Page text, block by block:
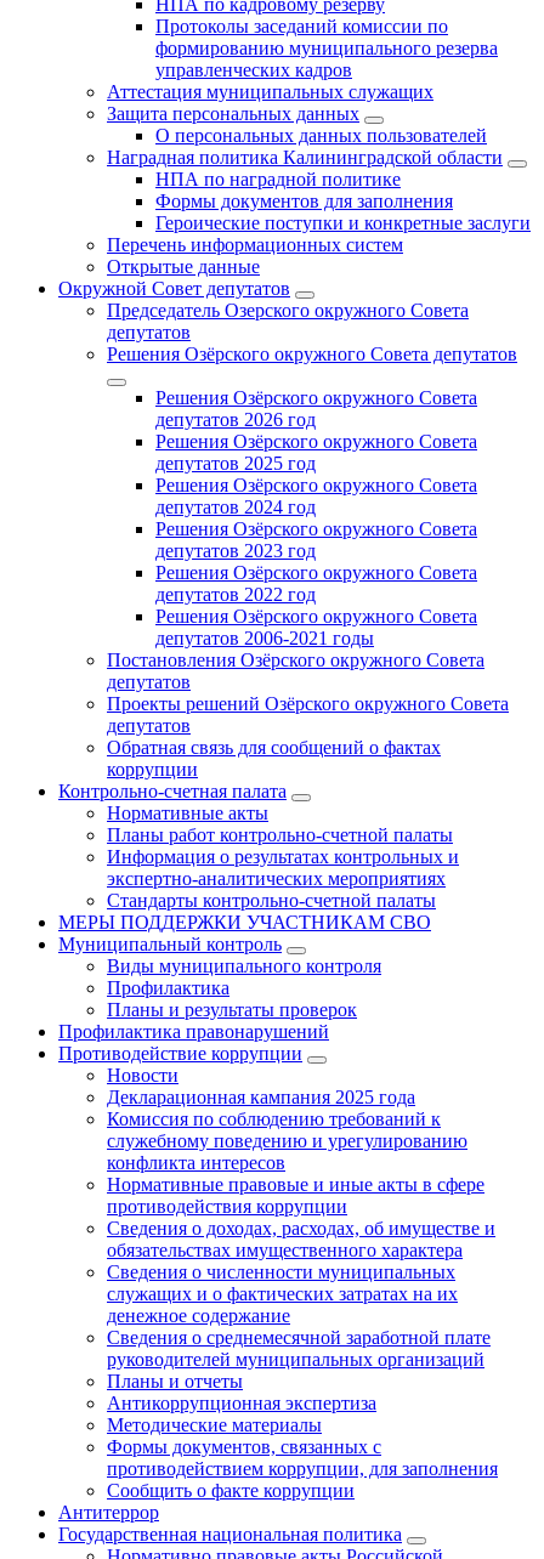
НПА по кадровому резерву
Протоколы заседаний комиссии по
формированию муниципального резерва
управленческих кадров
Аттестация муниципальных служащих
Защита персональных данных
О персональных данных пользователей
Наградная политика Калининградской области
НПА по наградной политике
Формы документов для заполнения
Героические поступки и конкретные заслуги
Перечень информационных систем
Открытые данные
Окружной Совет депутатов
Председатель Озерского окружного Совета
депутатов
Решения Озёрского окружного Совета депутатов
Решения Озёрского окружного Совета
депутатов 2026 год
Решения Озёрского окружного Совета
депутатов 2025 год
Решения Озёрского окружного Совета
депутатов 2024 год
Решения Озёрского окружного Совета
депутатов 2023 год
Решения Озёрского окружного Совета
депутатов 2022 год
Решения Озёрского окружного Совета
депутатов 2006-2021 годы
Постановления Озёрского окружного Совета
депутатов
Проекты решений Озёрского окружного Совета
депутатов
Обратная связь для сообщений о фактах
коррупции
Контрольно-счетная палата
Нормативные акты
Планы работ контрольно-счетной палаты
Информация о результатах контрольных и
экспертно-аналитических мероприятиях
Стандарты контрольно-счетной палаты
МЕРЫ ПОДДЕРЖКИ УЧАСТНИКАМ СВО
Муниципальный контроль
Виды муниципального контроля
Профилактика
Планы и результаты проверок
Профилактика правонарушений
Противодействие коррупции
Новости
Декларационная кампания 2025 года
Комиссия по соблюдению требований к
служебному поведению и урегулированию
конфликта интересов
Нормативные правовые и иные акты в сфере
противодействия коррупции
Сведения о доходах, расходах, об имуществе и
обязательствах имущественного характера
Сведения о численности муниципальных
служащих и о фактических затратах на их
денежное содержание
Сведения о среднемесячной заработной плате
руководителей муниципальных организаций
Планы и отчеты
Антикоррупционная экспертиза
Методические материалы
Формы документов, связанных с
противодействием коррупции, для заполнения
Сообщить о факте коррупции
Антитеррор
Государственная национальная политика